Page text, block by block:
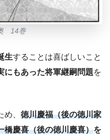
14巻
生することは喜ばしいこと
にもあった将軍継嗣問題を
め、 徳川慶福（後の徳川家
橋慶喜（後の徳川慶喜）を